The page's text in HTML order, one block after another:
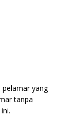
pelamar yang
tanpa